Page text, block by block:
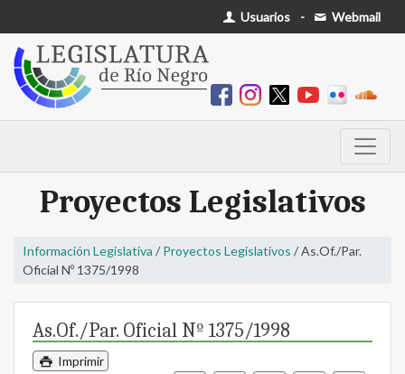
Usuarios - Webmail
Proyectos Legislativos
Información Legislativa / Proyectos Legislativos / As.Of./Par.
Oficial Nº 1375/1998
As.Of./Par. Oficial Nº 1375/1998
Imprimir